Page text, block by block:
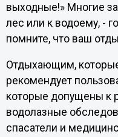
выходные!» Многие
лес или к водоему, -
помните, что ваш
Отдыхающим,
рекомендует
которые допущены к
водолазные
спасатели и